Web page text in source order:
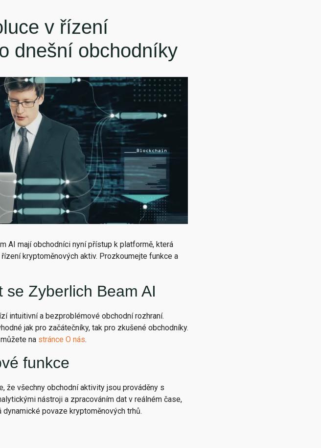
v řízení
dnešní obchodníky
AI mají obchodníci nyní přístup k platformě, která
kryptoměnových aktiv. Prozkoumejte funkce a
Zyberlich Beam AI
intuitivní a bezproblémové obchodní rozhraní.
jak pro začátečníky, tak pro zkušené obchodníky.
na stránce O nás.
funkce
že všechny obchodní aktivity jsou prováděny s
nástroji a zpracováním dat v reálném čase,
povaze kryptoměnových trhů.